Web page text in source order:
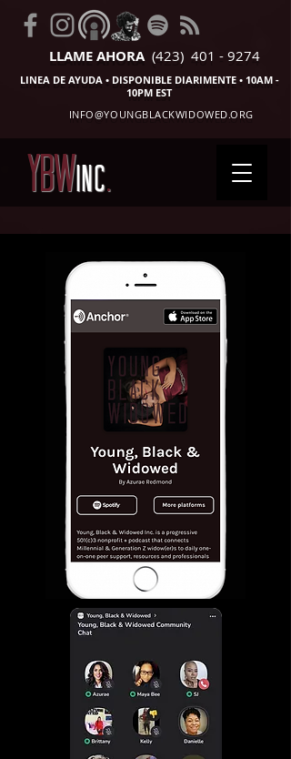
YBW INC.
LINEA DE AYUDA • DISPONIBLE DIARIMENTE • 10AM -
10PM EST
LLAME AHORA (423) 401 - 9274
INFO@YOUNGBLACKWIDOWED.ORG